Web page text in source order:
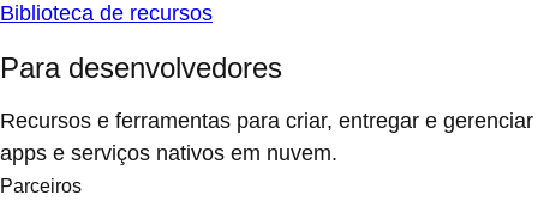
Biblioteca de recursos
Para desenvolvedores
Recursos e ferramentas para criar, entregar e gerenciar
apps e serviços nativos em nuvem.
Parceiros